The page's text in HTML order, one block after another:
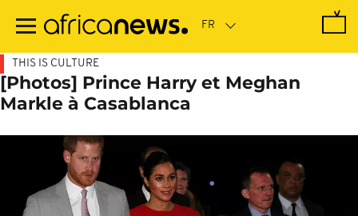
contenu
THIS IS CULTURE
[Photos] Prince Harry et Meghan
Markle à Casablanca